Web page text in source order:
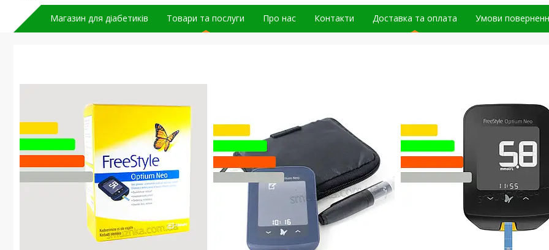
Магазин для діабетиків Товари та послуги Про нас Контакти Доставка та оплата Умови